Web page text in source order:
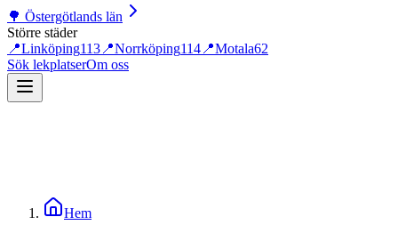
🌳 Östergötlands län
Större städer
📍Linköping113 📍Norrköping114 📍Motala62
Sök lekplatserOm oss
Hem